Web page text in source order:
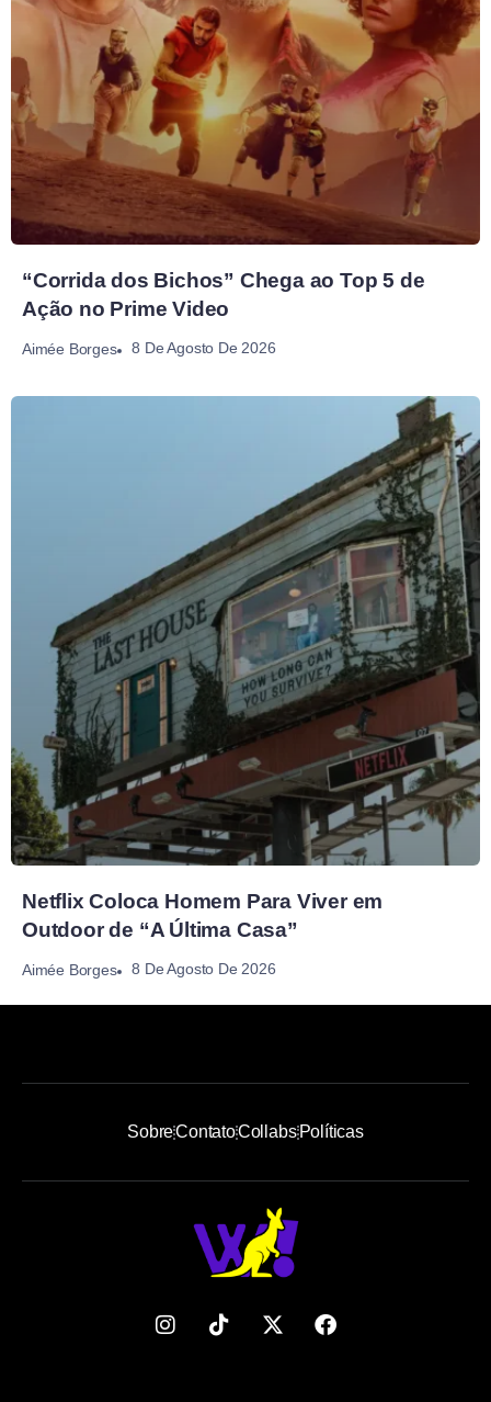
“Corrida dos Bichos” Chega ao Top 5 de
Ação no Prime Video
Aimée Borges 8 De Agosto De 2026
Netflix Coloca Homem Para Viver em
Outdoor de “A Última Casa”
Aimée Borges 8 De Agosto De 2026
SobreContatoCollabsPolíticas